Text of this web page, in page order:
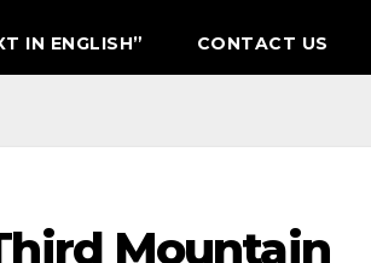
IN ENGLISH” CONTACT US
Mountain